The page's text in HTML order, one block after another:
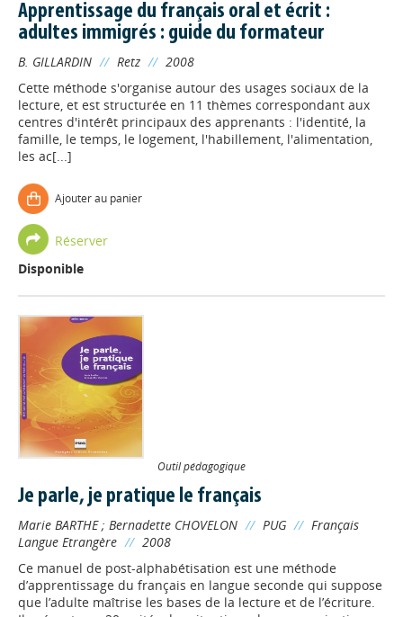
Apprentissage du français oral et écrit :
adultes immigrés : guide du formateur
B. GILLARDIN // Retz // 2008
Cette méthode s'organise autour des usages sociaux de la
lecture, et est structurée en 11 thèmes correspondant aux
centres d'intérêt principaux des apprenants : l'identité, la
famille, le temps, le logement, l'habillement, l'alimentation,
les ac[...]
Ajouter au panier
Réserver
Disponible
Outil pédagogique
Je parle, je pratique le français
Marie BARTHE; Bernadette CHOVELON // PUG // Français
Langue Etrangère // 2008
Ce manuel de post-alphabétisation est une méthode
d’apprentissage du français en langue seconde qui suppose
que l’adulte maîtrise les bases de la lecture et de l’écriture.